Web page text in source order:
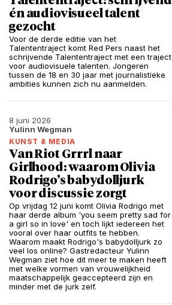
én audiovisueel talent
gezocht
Voor de derde editie van het
Talententraject komt Red Pers naast het
schrijvende Talententraject met een traject
voor audiovisuele talenten. Jongeren
tussen de 18 en 30 jaar met journalistieke
ambities kunnen zich nu aanmelden.
8 juni 2026
Yulinn Wegman
KUNST & MEDIA
Van Riot Grrrl naar
Girlhood: waarom Olivia
Rodrigo’s babydolljurk
voor discussie zorgt
Op vrijdag 12 juni komt Olivia Rodrigo met
haar derde album 'you seem pretty sad for
a girl so in love' en toch lijkt iedereen het
vooral over haar outfits te hebben.
Waarom maakt Rodrigo's babydolljurk zo
veel los online? Gastredacteur Yulinn
Wegman ziet hoe dit meer te maken heeft
met welke vormen van vrouwelijkheid
maatschappelijk geaccepteerd zijn en
minder met de jurk zelf.